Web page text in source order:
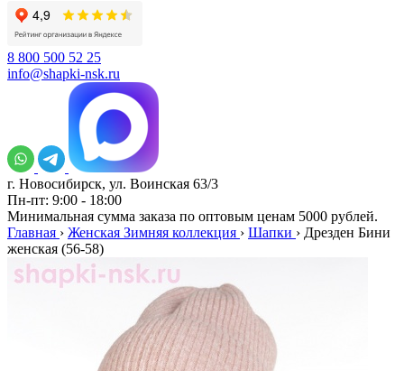
8 800 500 52 25
info@shapki-nsk.ru
г. Новосибирск, ул. Воинская 63/3
Пн-пт: 9:00 - 18:00
Минимальная сумма заказа по оптовым ценам 5000 рублей.
Главная › Женская Зимняя коллекция › Шапки › Дрезден Бини
женская (56-58)